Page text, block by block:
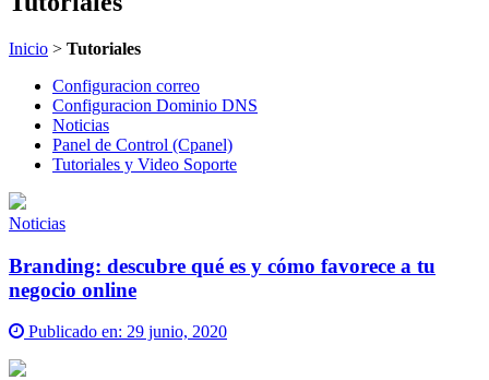
Inicio > Tutoriales
Configuracion correo
Configuracion Dominio DNS
Noticias
Panel de Control (Cpanel)
Tutoriales y Video Soporte
Noticias
Branding: descubre qué es y cómo favorece a tu
negocio online
Publicado en: 29 junio, 2020